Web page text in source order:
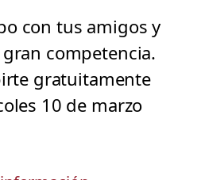
con tus amigos y
competencia.
gratuitamente
10 de marzo